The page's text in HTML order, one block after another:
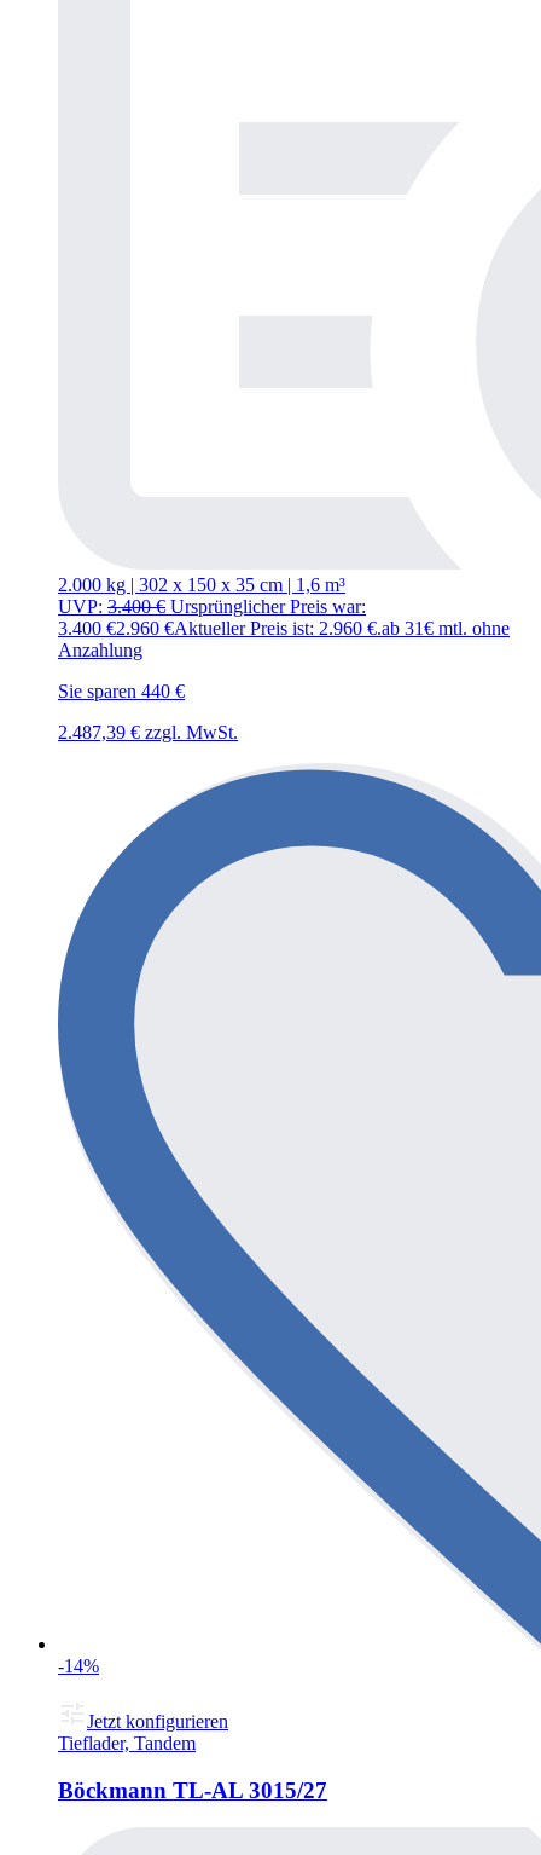
2.000 kg | 302 x 150 x 35 cm | 1,6 m³
UVP: 3.400€ Ursprünglicher Preis war:
3.400 €2.960 €Aktueller Preis ist: 2.960 €.ab 31€ mtl. ohne
Anzahlung
Sie sparen 440 €
2.487,39 € zzgl. MwSt.
-14%
Jetzt konfigurieren
Tieflader, Tandem
Böckmann TL-AL 3015/27